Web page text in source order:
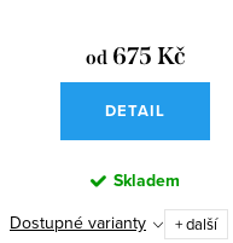
od675 Kč
DETAIL
Skladem
Dostupné varianty + další